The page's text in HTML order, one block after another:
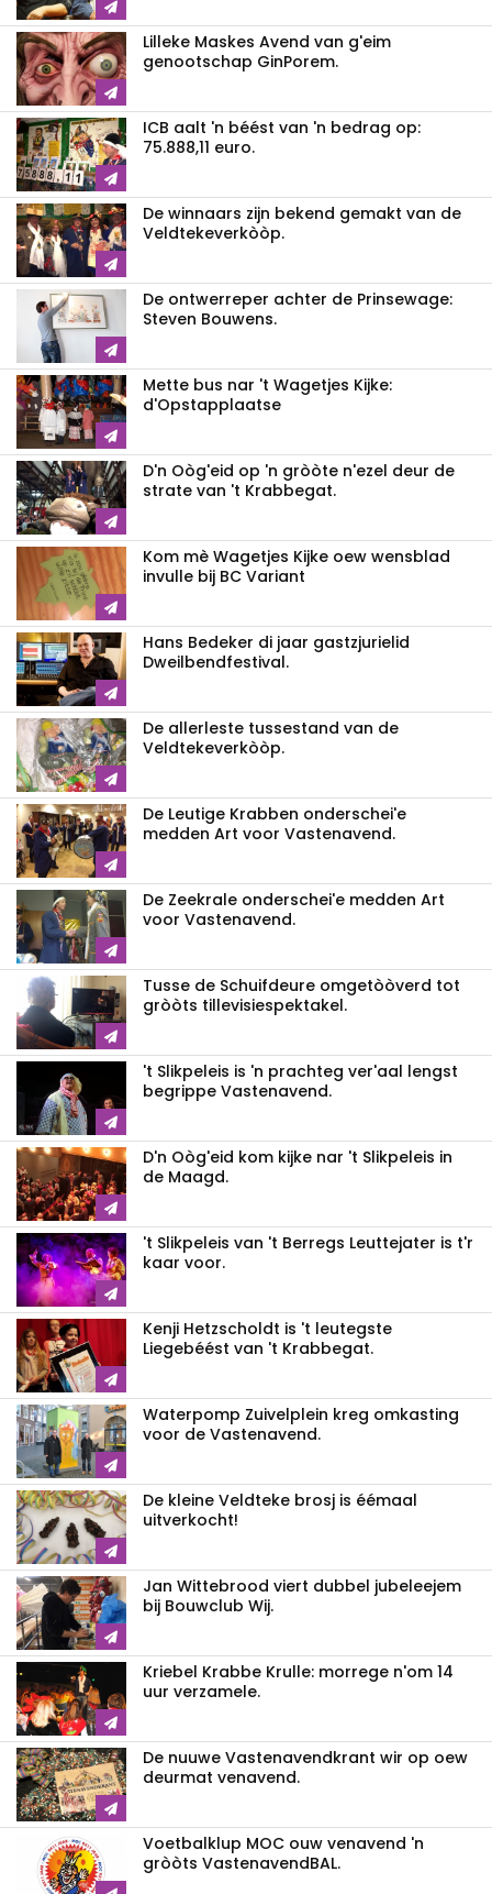
Lilleke Maskes Avend van g'eim
genootschap GinPorem.
ICB aalt 'n béést van 'n bedrag op:
75.888,11 euro.
De winnaars zijn bekend gemakt van de
Veldtekeverkòòp.
De ontwerreper achter de Prinsewage:
Steven Bouwens.
Mette bus nar 't Wagetjes Kijke:
d'Opstapplaatse
D'n Oòg'eid op 'n gròòte n'ezel deur de
strate van 't Krabbegat.
Kom mè Wagetjes Kijke oew wensblad
invulle bij BC Variant
Hans Bedeker di jaar gastzjurielid
Dweilbendfestival.
De allerleste tussestand van de
Veldtekeverkòòp.
De Leutige Krabben onderschei'e
medden Art voor Vastenavend.
De Zeekrale onderschei'e medden Art
voor Vastenavend.
Tusse de Schuifdeure omgetòòverd tot
gròòts tillevisiespektakel.
't Slikpeleis is 'n prachteg ver'aal lengst
begrippe Vastenavend.
D'n Oòg'eid kom kijke nar 't Slikpeleis in
de Maagd.
't Slikpeleis van 't Berregs Leuttejater is t'r
kaar voor.
Kenji Hetzscholdt is 't leutegste
Liegebéést van 't Krabbegat.
Waterpomp Zuivelplein kreg omkasting
voor de Vastenavend.
De kleine Veldteke brosj is éémaal
uitverkocht!
Jan Wittebrood viert dubbel jubeleejem
bij Bouwclub Wij.
Kriebel Krabbe Krulle: morrege n'om 14
uur verzamele.
De nuuwe Vastenavendkrant wir op oew
deurmat venavend.
Voetbalklup MOC ouw venavend 'n
gròòts VastenavendBAL.